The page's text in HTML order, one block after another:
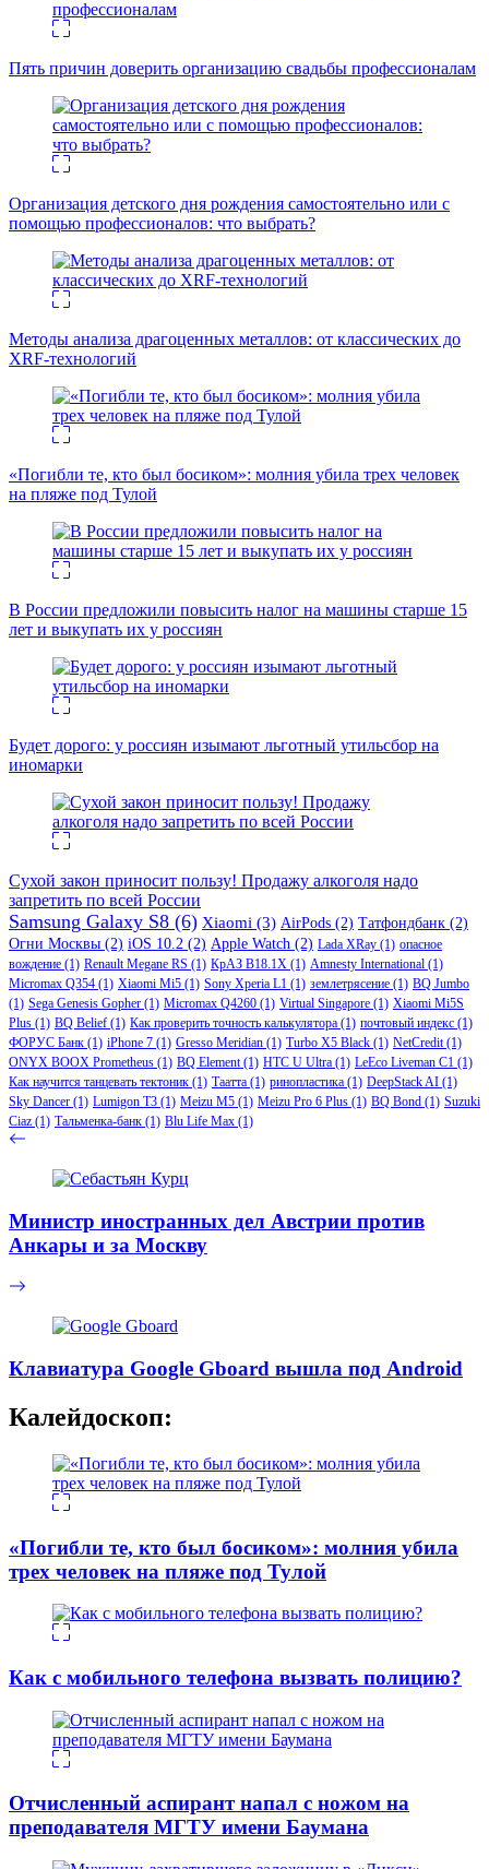
Пять причин доверить организацию свадьбы профессионалам
Организация детского дня рождения самостоятельно или с
помощью профессионалов: что выбрать?
Методы анализа драгоценных металлов: от классических до
XRF-технологий
«Погибли те, кто был босиком»: молния убила трех человек
на пляже под Тулой
В России предложили повысить налог на машины старше 15
лет и выкупать их у россиян
Будет дорого: у россиян изымают льготный утильсбор на
иномарки
Сухой закон приносит пользу! Продажу алкоголя надо
запретить по всей России
Samsung Galaxy S8 (6) Xiaomi (3) AirPods (2) Татфондбанк (2)
Огни Москвы (2) iOS 10.2 (2) Apple Watch (2) Lada XRay (1) опасное
вождение (1) Renault Megane RS (1) КрАЗ В18.1Х (1) Amnesty International (1)
Micromax Q354 (1) Xiaomi Mi5 (1) Sony Xperia L1 (1) землетрясение (1) BQ Jumbo
(1) Sega Genesis Gopher (1) Micromax Q4260 (1) Virtual Singapore (1) Xiaomi Mi5S
Plus (1) BQ Belief (1) Как проверить точность калькулятора (1) почтовый индекс (1)
ФОРУС Банк (1) iPhone 7 (1) Gresso Meridian (1) Turbo X5 Black (1) NetCredit(1)
ONYX BOOX Prometheus (1) BQ Element(1) HTC U Ultra (1) LeEco Liveman C1 (1)
Как научится танцевать тектоник (1) Таатта (1) ринопластика (1) DeepStack AI (1)
Sky Dancer (1) Lumigon T3 (1) Meizu M5 (1) Meizu Pro 6 Plus (1) BQ Bond (1) Suzuki
Ciaz (1) Тальменка-банк (1) Blu Life Max (1)
Министр иностранных дел Австрии против
Анкары и за Москву
Клавиатура Google Gboard вышла под Android
Калейдоскоп:
«Погибли те, кто был босиком»: молния убила
трех человек на пляже под Тулой
Как с мобильного телефона вызвать полицию?
Отчисленный аспирант напал с ножом на
преподавателя МГТУ имени Баумана